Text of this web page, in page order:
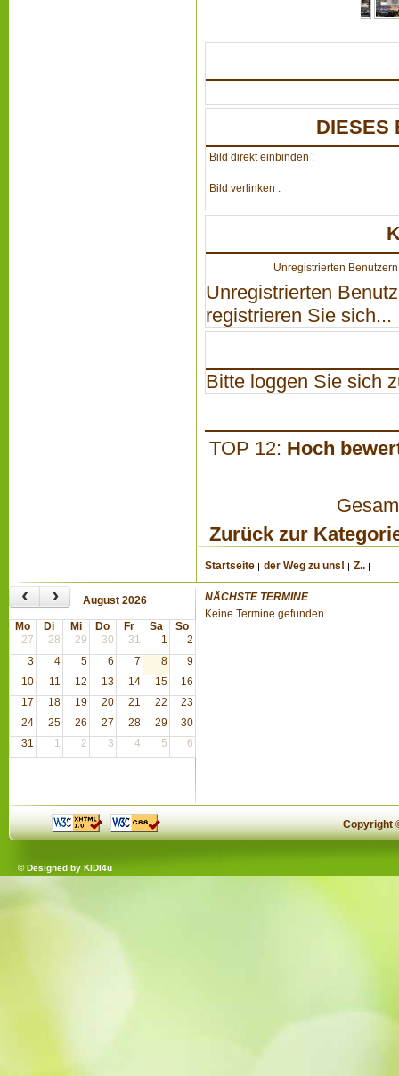
DIESES
Bild direkt einbinden :
Bild verlinken :
Unregistrierten
Unregistrierten
registrieren Sie sich...
Bitte loggen Sie sich
TOP 12: Hoch
Zurück zur
Startseite der Weg zu uns! Z..
‹ › August 2026
Mo Di Mi Do Fr Sa
So
27
28 29 30 31 1
2
3
4 5 6 7 8
9
10
11 12 13 14 15
16
17
18 19 20 21 22
23
24
25 26 27 28 29
30
31
1 2 3 4 5 6
NÄCHSTE TERMINE
Keine Termine gefunden
Copyright
© Designed by KIDI4u